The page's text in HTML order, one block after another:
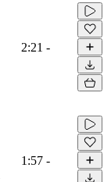
2:21 -
1:57 -